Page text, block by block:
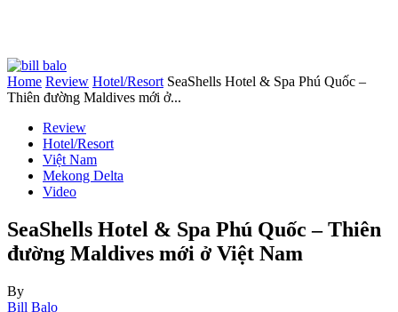
Home Review Hotel/Resort SeaShells Hotel & Spa Phú Quốc –
Thiên đường Maldives mới ở...
Review
Hotel/Resort
Việt Nam
Mekong Delta
Video
SeaShells Hotel & Spa Phú Quốc – Thiên
đường Maldives mới ở Việt Nam
By
Bill Balo